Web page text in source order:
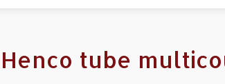
Henco tube